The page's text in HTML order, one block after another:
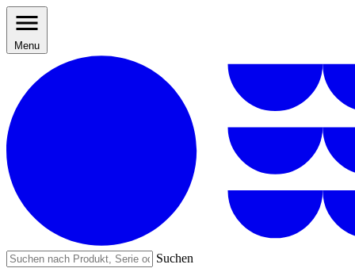
Menu
Suchen